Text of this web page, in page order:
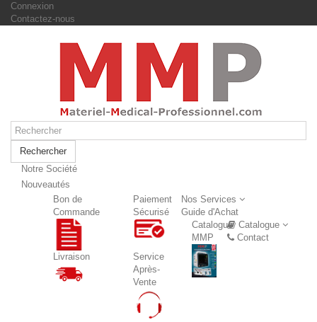
Connexion
Contactez-nous
Rechercher
Notre Société
Nouveautés
Nos Services
Bon de
Commande
Paiement
Sécurisé
Livraison
Service
Après-
Vente
Guide d'Achat
Catalogue
Catalogue
MMP
Contact